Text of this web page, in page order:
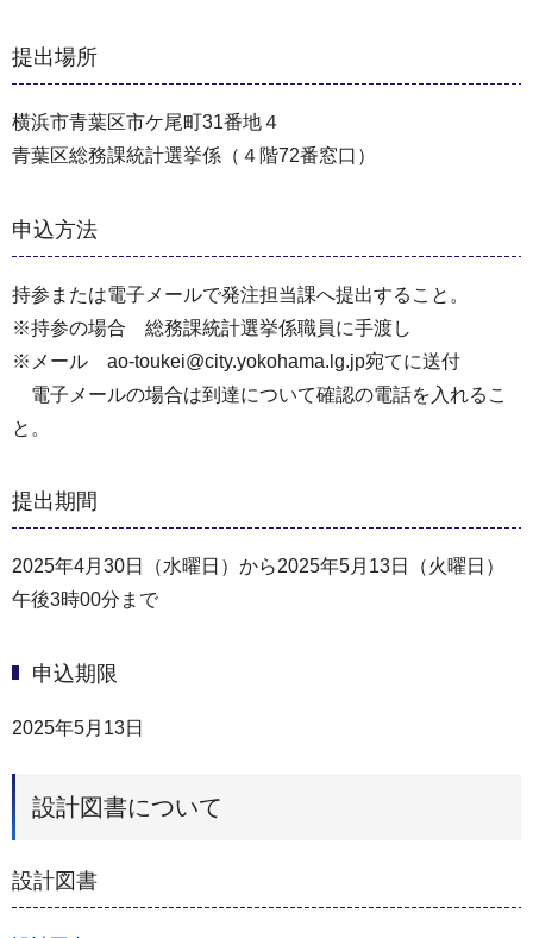
提出場所
横浜市青葉区市ケ尾町31番地４
青葉区総務課統計選挙係（４階72番窓口）
申込方法
持参または電子メールで発注担当課へ提出すること。
※持参の場合 総務課統計選挙係職員に手渡し
※メール ao-toukei@city.yokohama.lg.jp宛てに送付
電子メールの場合は到達について確認の電話を入れるこ
と。
提出期間
2025年4月30日（水曜日）から2025年5月13日（火曜日）
午後3時00分まで
申込期限
2025年5月13日
設計図書について
設計図書